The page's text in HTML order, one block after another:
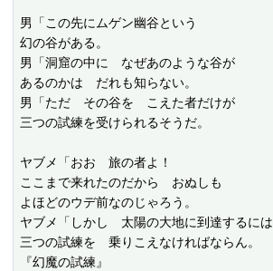
男「この先にムゲン幽谷という
幻の谷がある。
男「洞窟の中に　なぜあのような谷が
あるのかは　だれも知らない。
男「ただ　その谷を　こえた者だけが
三つの試練を受けられるそうだ。
ヤブメ「おお　旅の者よ！
ここまで来れたのだから　おぬしも
よほどのウデ前なのじゃろう。
ヤブメ「しかし　太陽の大地に到達するには
三つの試練を　乗りこえなければならん。
『幻魔の試練』